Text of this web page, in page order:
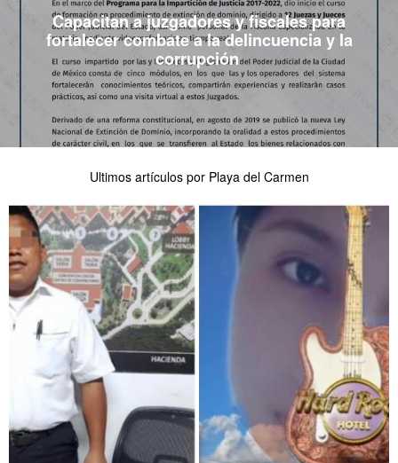
Capacitan a juzgadores y fiscales para
fortalecer combate a la delincuencia y la
corrupción
Ultimos artículos por Playa del Carmen